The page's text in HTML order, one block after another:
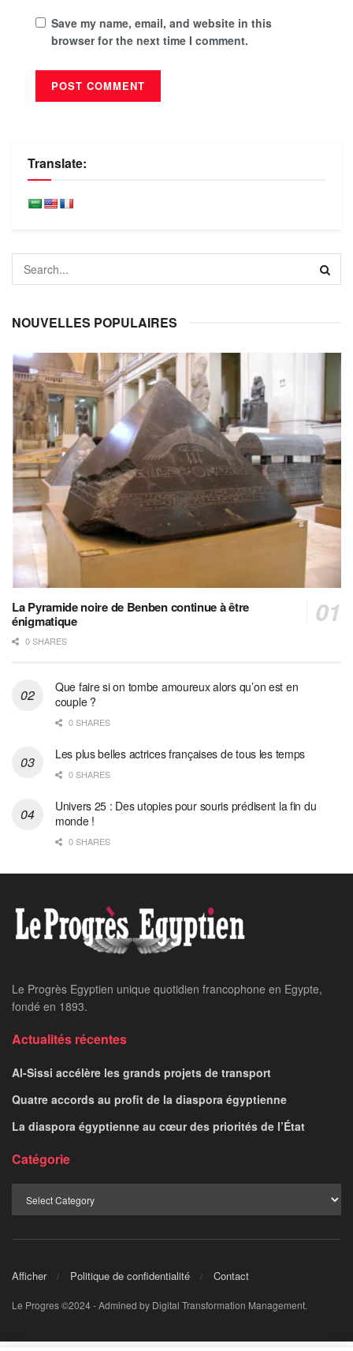
Save my name, email, and website in this
browser for the next time I comment.
Translate:
NOUVELLES POPULAIRES
La Pyramide noire de Benben continue à être
énigmatique
0 SHARES
Que faire si on tombe amoureux alors qu’on est en
couple ?
0 SHARES
Les plus belles actrices françaises de tous les temps
0 SHARES
Univers 25 : Des utopies pour souris prédisent la fin du
monde !
0 SHARES
Le Progrès Egyptien unique quotidien francophone en Egypte,
fondé en 1893.
Actualités récentes
Al-Sissi accélère les grands projets de transport
Quatre accords au profit de la diaspora égyptienne
La diaspora égyptienne au cœur des priorités de l’État
Catégorie
Afficher Politique de confidentialité Contact
Le Progres ©2024 - Admined by Digital Transformation Management.